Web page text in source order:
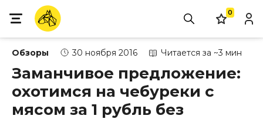
0
Обзоры 30 ноября 2016 Читается за ~3 мин
Заманчивое предложение:
охотимся на чебуреки с
мясом за 1 рубль без